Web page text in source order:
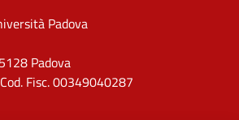
Padova
Padova
Fisc. 00349040287